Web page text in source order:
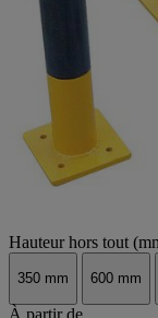
Hauteur hors tout